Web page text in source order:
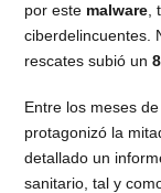
por este malware,
ciberdelincuentes.
rescates subió un
Entre los meses
protagonizó la
detallado un
sanitario, tal y